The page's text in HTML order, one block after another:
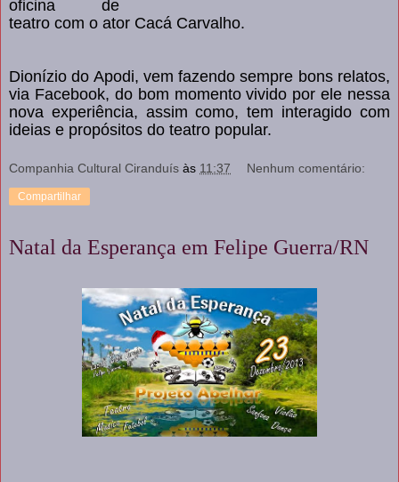
oficina de
teatro com o ator Cacá Carvalho.
Dionízio do Apodi, vem fazendo sempre bons relatos,
via Facebook, do bom momento vivido por ele nessa
nova experiência, assim como, tem interagido com
ideias e propósitos do teatro popular.
Companhia Cultural Ciranduís às 11:37 Nenhum comentário:
Compartilhar
Natal da Esperança em Felipe Guerra/RN